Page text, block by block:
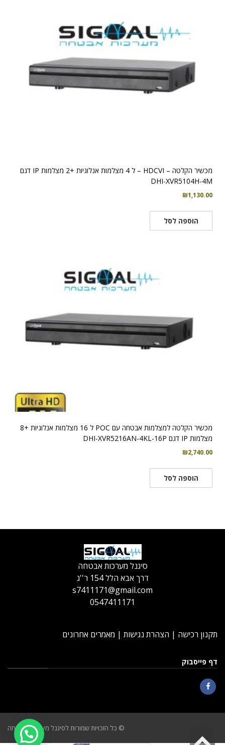
מכשיר הקלטה – HDCVI – ל 4 מצלמות אנלוגיות +2 מצלמות IP דגם
DHI-XVR5104H-4M
₪1,130.00
הוספה לסל
מכשיר הקלטה למצלמות אבטחה עם POC ל 16 מצלמות אנלוגיות +8
מצלמות IP דגם DHI-XVR5216AN-4KL-16P
₪2,740.00
הוספה לסל
סיגנל מערכות אבטחה
דרך אבא הלל 154 ר''ג
s7411171@gmail.com
0547411171
תקנון רכישה | הצהרת נגישות | מאמרים אחרונים
דף פייסבוק
© כל הזכויות שמורות לסיגנל מערכות אבטחה גלילה